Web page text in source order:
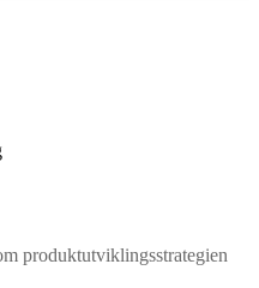
produktutviklingsstrategien